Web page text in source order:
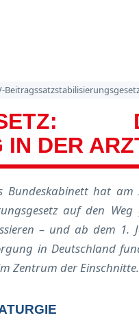
DER
Bundeskabinett hat
auf den
– und ab dem
in Deutschland
Zentrum der Einschnitte.